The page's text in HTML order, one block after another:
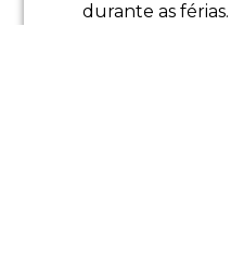
durante as